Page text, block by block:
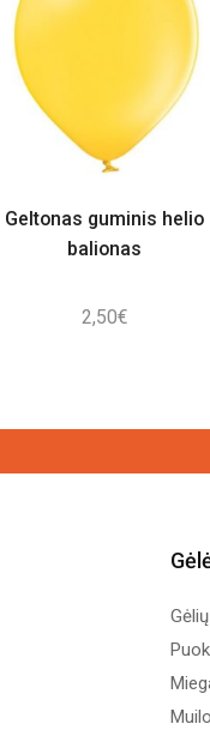
Geltonas guminis helio
balionas
2,50€